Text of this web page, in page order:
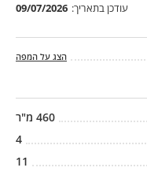
עודכן בתאריך: 09/07/2026
הצג על המפה
460 מ"ר
4
11